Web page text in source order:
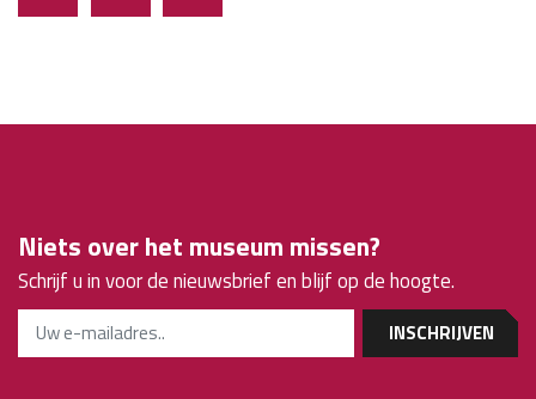
Niets over het museum missen?
Schrijf u in voor de nieuwsbrief en blijf op de hoogte.
INSCHRIJVEN